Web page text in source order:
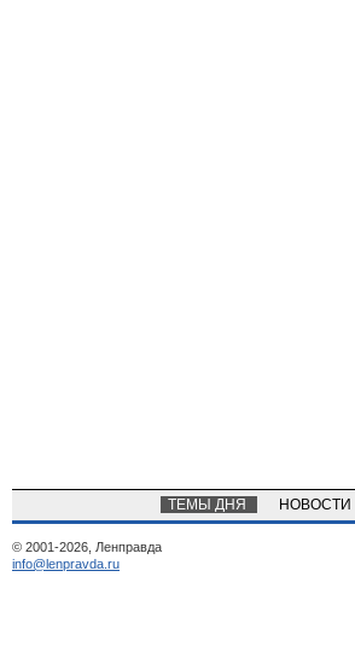
ТЕМЫ ДНЯ НОВОСТИ
© 2001-2026, Ленправда
info@lenpravda.ru